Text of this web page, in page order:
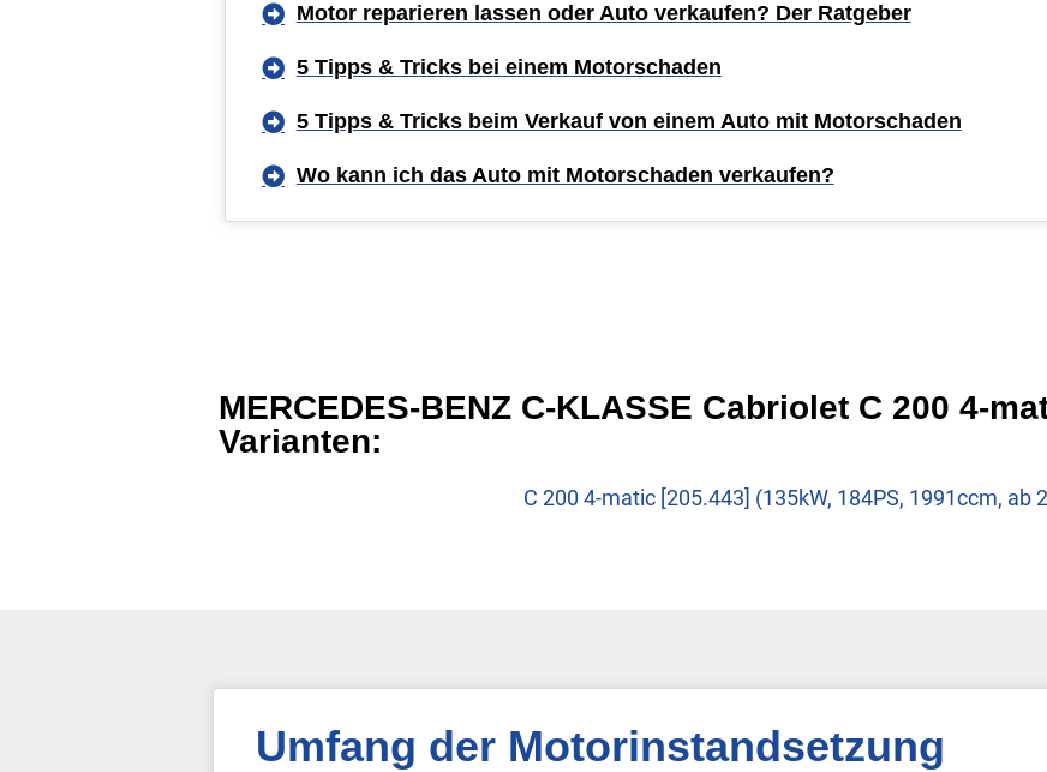
Motor reparieren lassen oder Auto verkaufen? Der Ratgeber
5 Tipps & Tricks bei einem Motorschaden
5 Tipps & Tricks beim Verkauf von einem Auto mit Motorschaden
Wo kann ich das Auto mit Motorschaden verkaufen?
MERCEDES-BENZ C-KLASSE Cabriolet C 200 4-
Varianten:
C 200 4-matic [205.443] (135kW, 184PS, 1991ccm, ab
Umfang der Motorinstandsetzung